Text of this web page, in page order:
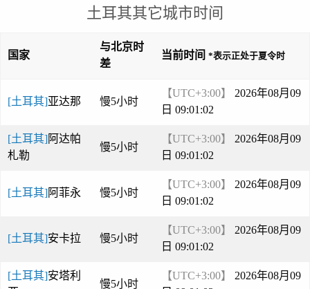
土耳其其它城市时间
国家
与北京时
差
当前时间 *表示正处于夏令时
[土耳其]亚达那 慢5小时
【UTC+3:00】
2026年08月09
日 09:01:02
[土耳其]阿达帕
札勒
慢5小时
【UTC+3:00】
2026年08月09
日 09:01:02
[土耳其]阿菲永 慢5小时
【UTC+3:00】
2026年08月09
日 09:01:02
[土耳其]安卡拉 慢5小时
【UTC+3:00】
2026年08月09
日 09:01:02
[土耳其]安塔利
慢5小时
【UTC+3:00】
2026年08月09